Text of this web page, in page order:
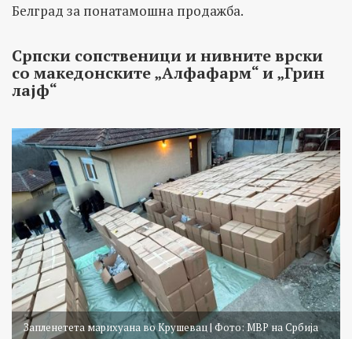
Белград за понатамошна продажба.
Српски сопственици и нивните врски
со македонските „Алфафарм“ и „Грин
лајф“
Запленетета марихуана во Крушевац | Фото: МВР на Србија